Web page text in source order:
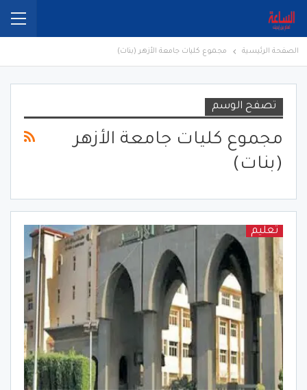
الصفحة الرئيسية مجموع كليات جامعة الأزهر (بنات)
تصفح الوسم
مجموع كليات جامعة الأزهر
(بنات)
تعليم